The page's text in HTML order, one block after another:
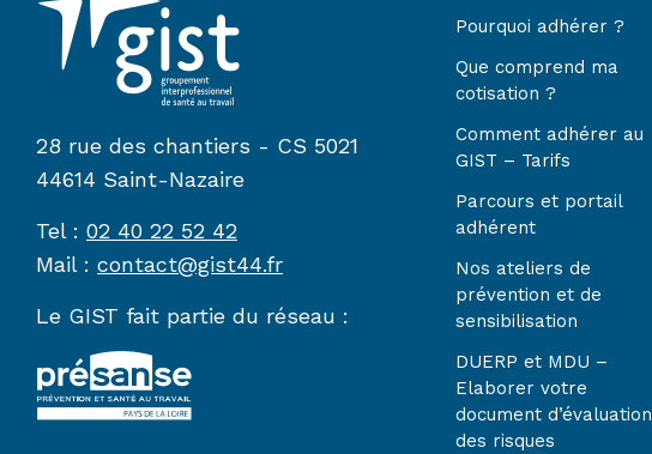
28 rue des chantiers - CS 5021
44614 Saint-Nazaire
Tel : 02 40 22 52 42
Mail : contact@gist44.fr
Le GIST fait partie du réseau :
Pourquoi adhérer ?
Que comprend ma
cotisation ?
Comment adhérer au
GIST – Tarifs
Parcours et portail
adhérent
Nos ateliers de
prévention et de
sensibilisation
DUERP et MDU –
Elaborer votre
document d’évaluation
des risques